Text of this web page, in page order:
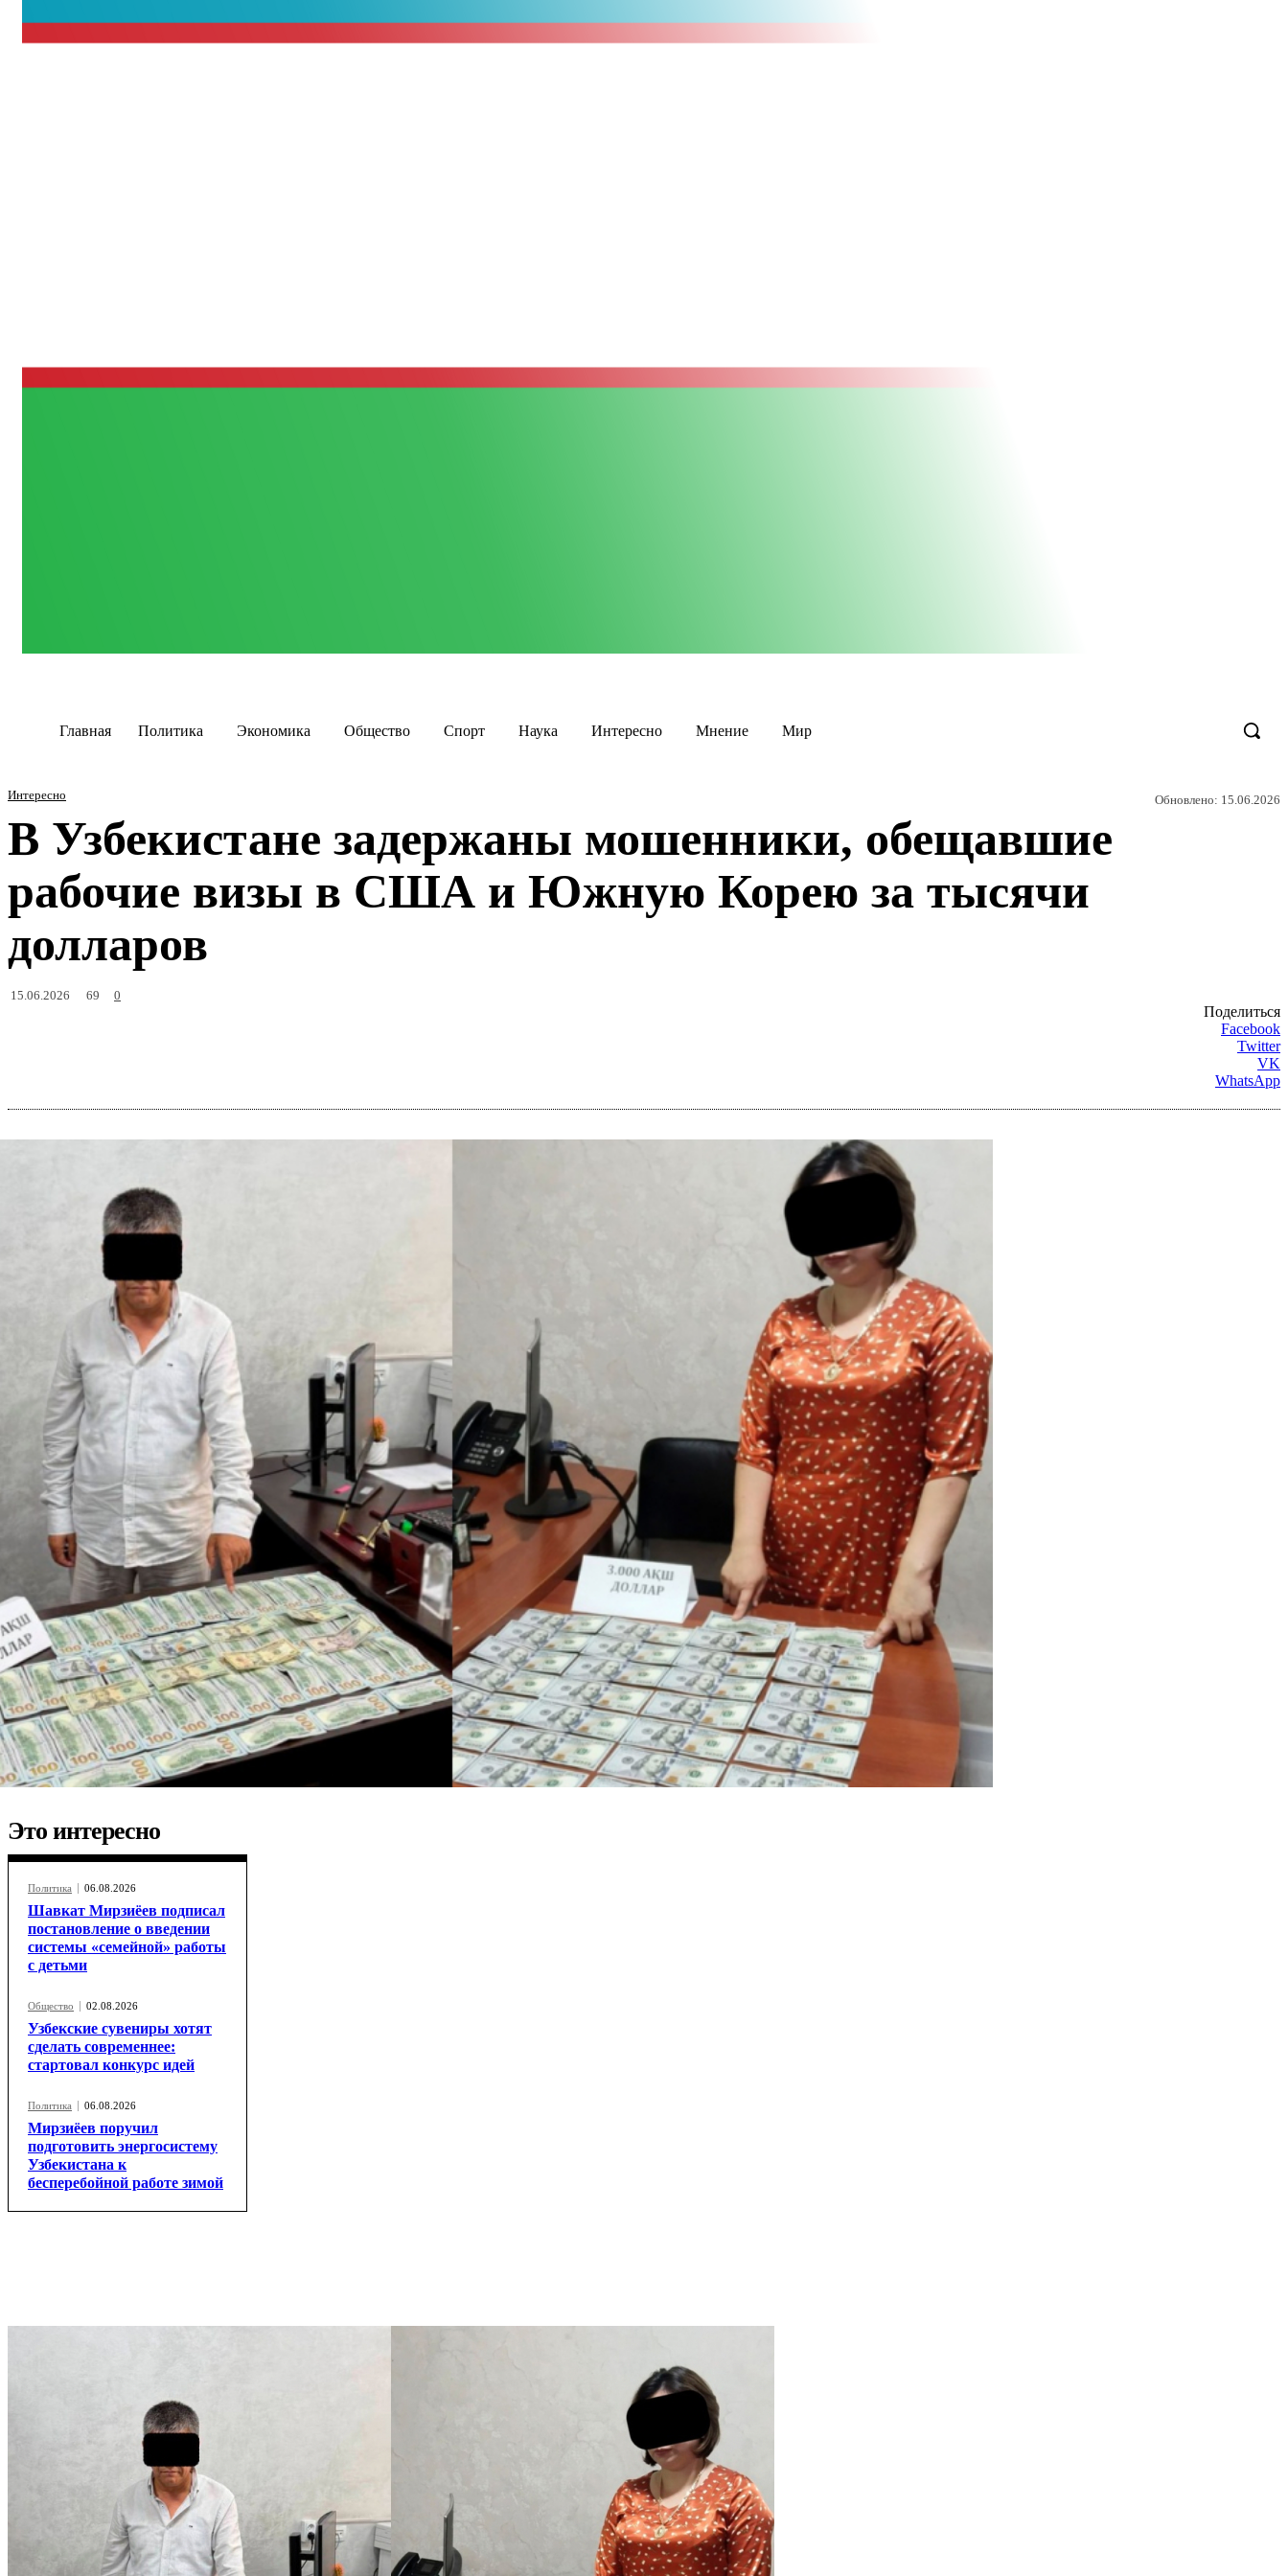
Главная Политика Экономика Общество Спорт Наука Интересно Мнение Мир
Интересно Обновлено: 15.06.2026
В Узбекистане задержаны мошенники, обещавшие
рабочие визы в США и Южную Корею за тысячи
долларов
15.06.2026 69 0
Поделиться
Facebook
Twitter
VK
WhatsApp
Это интересно
Политика 06.08.2026
Шавкат Мирзиёев подписал
постановление о введении
системы «семейной» работы
с детьми
Общество 02.08.2026
Узбекские сувениры хотят
сделать современнее:
стартовал конкурс идей
Политика 06.08.2026
Мирзиёев поручил
подготовить энергосистему
Узбекистана к
бесперебойной работе зимой